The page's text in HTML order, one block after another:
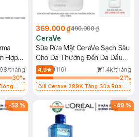
Hợp
tháng
30%
369.000 ₫490.000 ₫
CeraVe
Sữa Rửa Mặt CeraVe Sạch Sâu
Cho Da Thường Đến Da Dầu
473ml
4.9 (116)
1.4k/tháng
21%
Bill Cerave 299K Tặng Sữa Rửa
-53 % -49 %